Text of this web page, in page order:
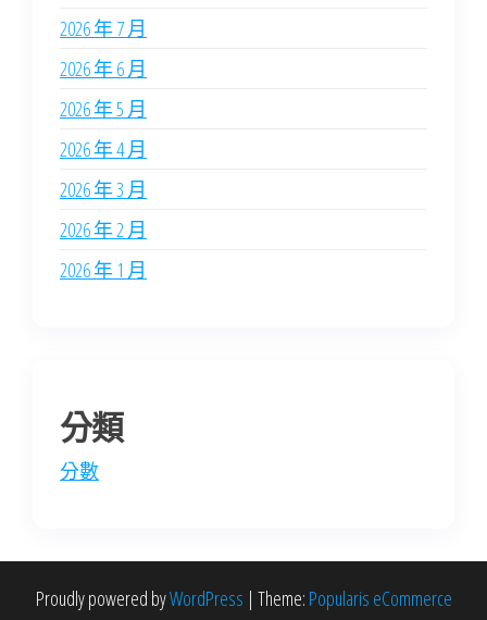
2026 年 7 月
2026 年 6 月
2026 年 5 月
2026 年 4 月
2026 年 3 月
2026 年 2 月
2026 年 1 月
分類
分數
Proudly powered byWordPress | Theme: Popularis eCommerce